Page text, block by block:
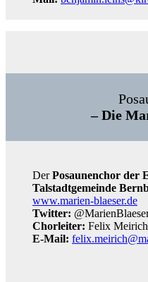
– Die
DerPosaunenchor der
Talstadtgemeinde
www.marien-blaeser.de
Twitter:
Chorleiter: Felix Meirich
E-Mail: